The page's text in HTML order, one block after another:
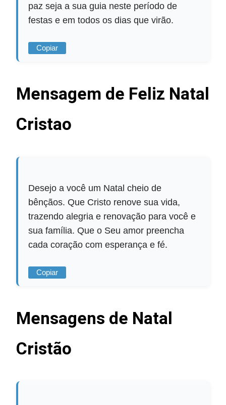
paz seja a sua guia neste período de
festas e em todos os dias que virão.
Copiar
Mensagem de Feliz Natal
Cristao
Desejo a você um Natal cheio de
bênçãos. Que Cristo renove sua vida,
trazendo alegria e renovação para você e
sua família. Que o Seu amor preencha
cada coração com esperança e fé.
Copiar
Mensagens de Natal
Cristão